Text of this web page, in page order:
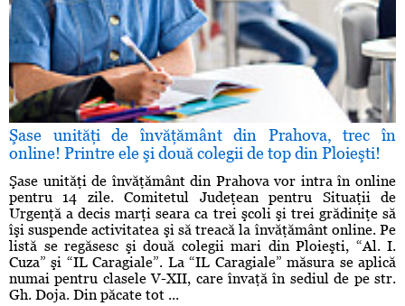
Şase unităţi de învăţământ din Prahova, trec în
online! Printre ele şi două colegii de top din Ploieşti!
Şase unităţi de învăţământ din Prahova vor intra în online
pentru 14 zile. Comitetul Judeţean pentru Situaţii de
Urgenţă a decis marţi seara ca trei şcoli şi trei grădiniţe să
îşi suspende activitatea şi să treacă la învăţământ online. Pe
listă se regăsesc şi două colegii mari din Ploieşti, “Al. I.
Cuza” şi “IL Caragiale”. La “IL Caragiale” măsura se aplică
numai pentru clasele V-XII, care învaţă în sediul de pe str.
Gh. Doja. Din păcate tot ...